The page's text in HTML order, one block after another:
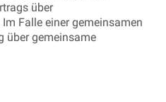
über
Falle einer gemeinsamen
über gemeinsame